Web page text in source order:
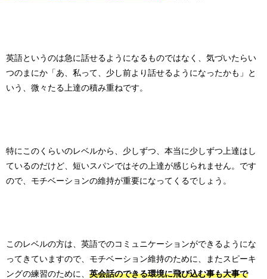
英語というのは急に話せるようになるものではなく、気づいたらい
つのまにか「あ、私って、少し前より話せるようになったかも」と
いう、微々たる上達の積み重ねです。
特にこのくらいのレベルから、少しずつ、本当に少しずつ上達はし
ているのだけど、短いスパンではその上達が感じられません。です
ので、モチベーションの維持が重要になってくるでしょう。
このレベルの方は、英語でのコミュニケーションができるようにな
ってきていますので、モチベーション維持のために、またスピーキ
ングの練習のために、 英会話のできる環境に飛び込む事も大事で